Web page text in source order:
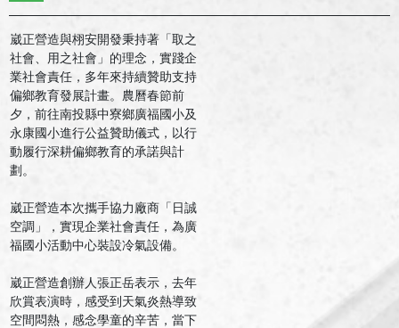
崴正營造與栩安開發秉持著「取之
社會、用之社會」的理念，實踐企
業社會責任，多年來持續贊助支持
偏鄉教育發展計畫。農曆春節前
夕，前往南投縣中寮鄉廣福國小及
永康國小進行公益贊助儀式，以行
動履行深耕偏鄉教育的承諾與計
劃。
崴正營造本次攜手協力廠商「日誠
空調」，實現企業社會責任，為廣
福國小活動中心裝設冷氣設備。
崴正營造創辦人張正岳表示，去年
欣賞表演時，感受到天氣炎熱導致
空間悶熱，感念學童的辛苦，當下